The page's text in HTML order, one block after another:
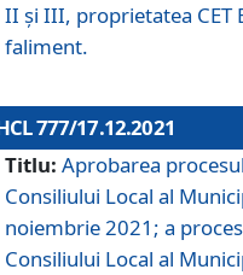
II și III, proprietatea CET
faliment.
777/17.12.2021
Titlu: Aprobarea
Consiliului Local al
noiembrie 2021; a
Consiliului Local al